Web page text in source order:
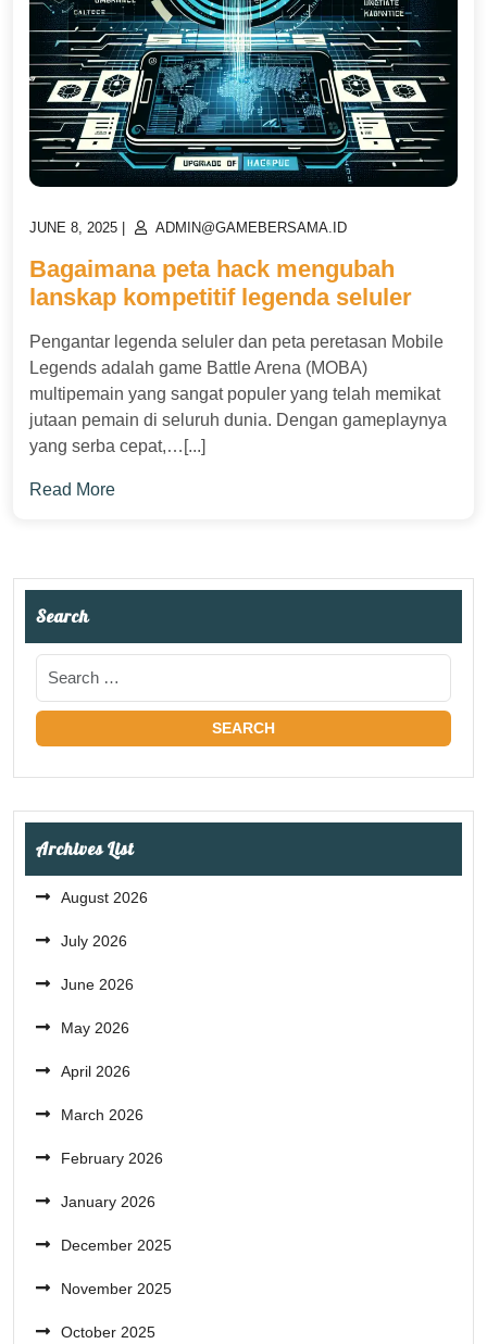
POSTED
JUNE 8, 2025
POSTED
ADMIN@GAMEBERSAMA.ID
Bagaimana peta hack mengubah
lanskap kompetitif legenda seluler
Pengantar legenda seluler dan peta peretasan Mobile
Legends adalah game Battle Arena (MOBA)
multipemain yang sangat populer yang telah memikat
jutaan pemain di seluruh dunia. Dengan gameplaynya
yang serba cepat,…[...]
Read More
Search
Archives List
August 2026
July 2026
June 2026
May 2026
April 2026
March 2026
February 2026
January 2026
December 2025
November 2025
October 2025